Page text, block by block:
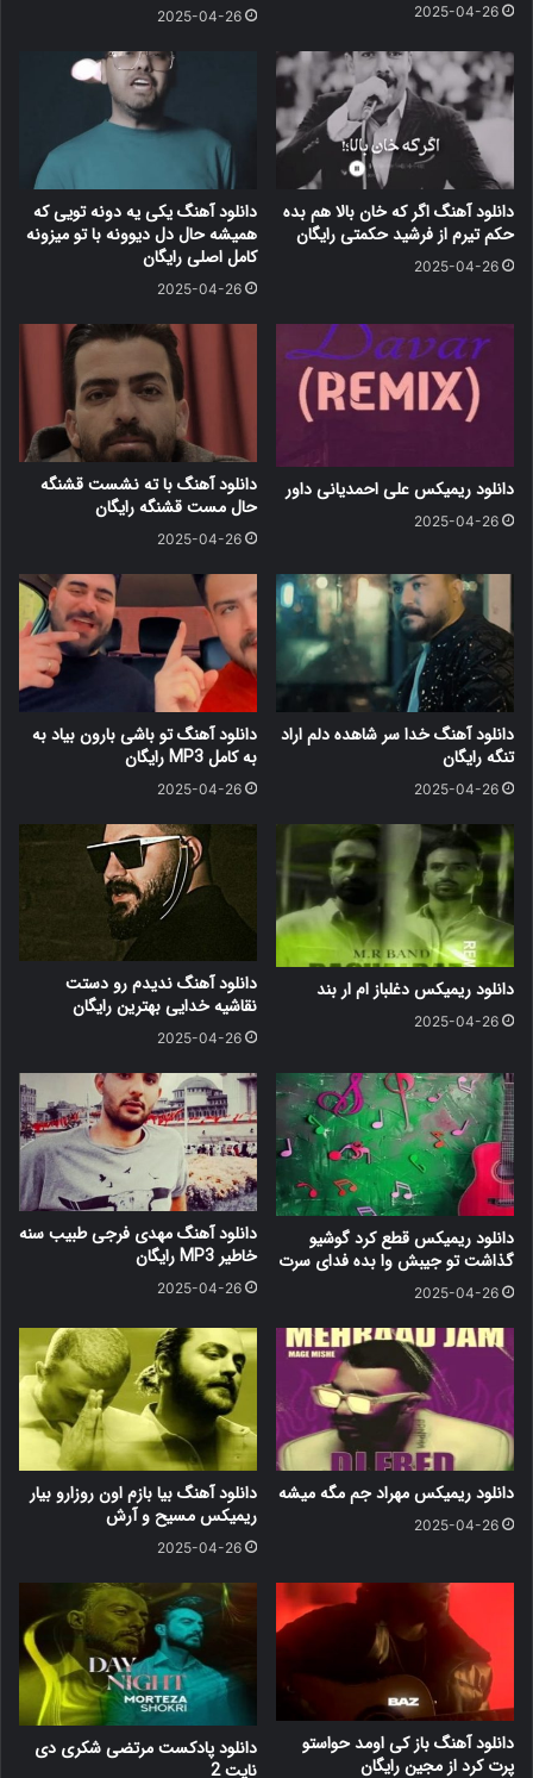
2025-04-26
2025-04-26
دانلود آهنگ اگر که خان بالا هم بده
حکم تیرم از فرشید حکمتی رایگان
2025-04-26
دانلود آهنگ یکی یه دونه تویی که
همیشه حال دل دیوونه با تو میزونه
کامل اصلی رایگان
2025-04-26
دانلود ریمیکس علی احمدیانی داور
2025-04-26
دانلود آهنگ با ته نشست قشنگه
حال مست قشنگه رایگان
2025-04-26
دانلود آهنگ خدا سر شاهده دلم اراد
تنگه رایگان
2025-04-26
دانلود آهنگ ﺗﻮ ﺑﺎﺷﻰ ﺑﺎرون ﺑﻴﺎد ﺑﻪ
ﺑﻪ کامل MP3 رایگان
2025-04-26
دانلود ریمیکس دغلباز ام ار بند
2025-04-26
دانلود آهنگ ندیدم رو دستت
نقاشیه خدایی بهترین رایگان
2025-04-26
دانلود ریمیکس قطع کرد گوشیو
گذاشت تو جیبش وا بده فدای سرت
2025-04-26
دانلود آهنگ مهدی فرجی طبیب سنه
خاطیر MP3 رایگان
2025-04-26
دانلود ریمیکس مهراد جم مگه میشه
2025-04-26
دانلود آهنگ بیا بازم اون روزارو بیار
ریمیکس مسیح و آرش
2025-04-26
دانلود آهنگ باز کی اومد حواستو
پرت کرد از مجین رایگان
دانلود پادکست مرتضی شکری دی
نایت 2